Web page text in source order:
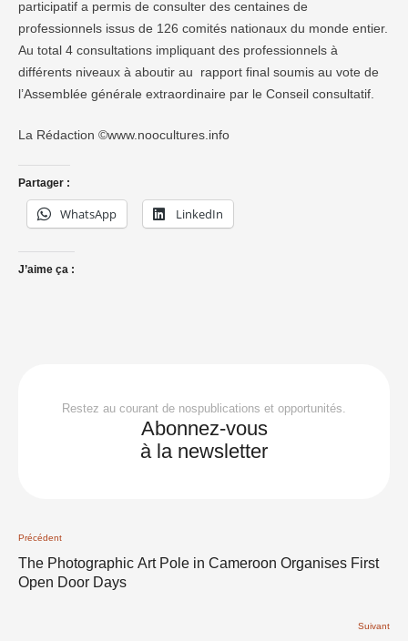
participatif a permis de consulter des centaines de
professionnels issus de 126 comités nationaux du monde entier.
Au total 4 consultations impliquant des professionnels à
différents niveaux à aboutir au rapport final soumis au vote de
l’Assemblée générale extraordinaire par le Conseil consultatif.
La Rédaction ©www.noocultures.info
Partager :
WhatsApp LinkedIn
J’aime ça :
Restez au courant de nospublications et opportunités.
Abonnez-vous
à la newsletter
Précédent
The Photographic Art Pole in Cameroon Organises First
Open Door Days
Suivant